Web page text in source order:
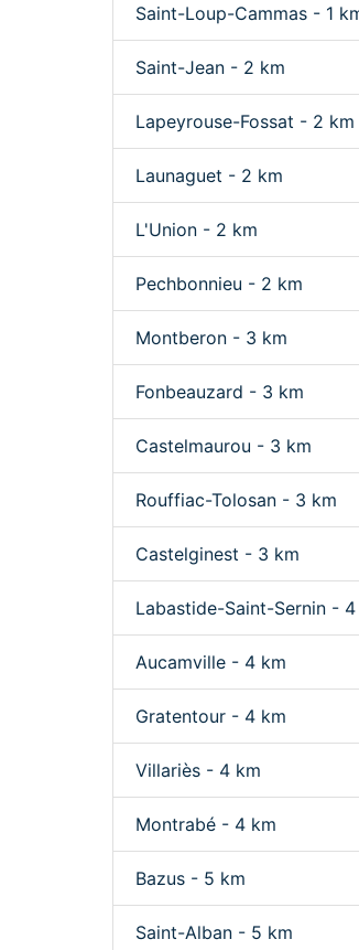
Saint-Loup-Cammas - 1
Saint-Jean - 2 km
Lapeyrouse-Fossat - 2 km
Launaguet - 2 km
L'Union - 2 km
Pechbonnieu - 2 km
Montberon - 3 km
Fonbeauzard - 3 km
Castelmaurou - 3 km
Rouffiac-Tolosan - 3 km
Castelginest - 3 km
Labastide-Saint-Sernin -
Aucamville - 4 km
Gratentour - 4 km
Villariès - 4 km
Montrabé - 4 km
Bazus - 5 km
Saint-Alban - 5 km